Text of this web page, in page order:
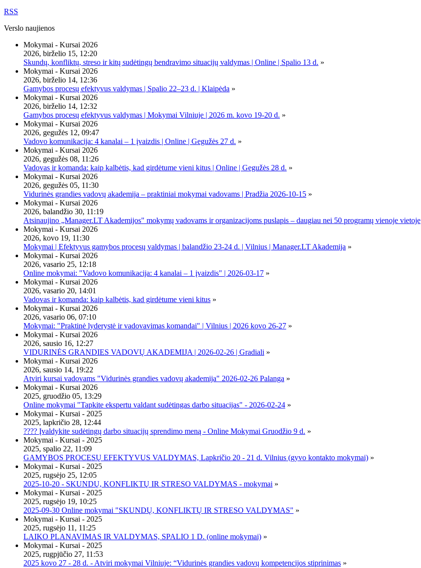
RSS
Verslo naujienos
Mokymai - Kursai 2026
2026, birželio 15, 12:20
Skundų, konfliktų, streso ir kitų sudėtingų bendravimo situacijų valdymas | Online | Spalio 13 d. »
Mokymai - Kursai 2026
2026, birželio 14, 12:36
Gamybos procesų efektyvus valdymas | Spalio 22–23 d. | Klaipėda »
Mokymai - Kursai 2026
2026, birželio 14, 12:32
Gamybos procesų efektyvus valdymas | Mokymai Vilniuje | 2026 m. kovo 19-20 d. »
Mokymai - Kursai 2026
2026, gegužės 12, 09:47
Vadovo komunikacija: 4 kanalai – 1 įvaizdis | Online | Gegužės 27 d. »
Mokymai - Kursai 2026
2026, gegužės 08, 11:26
Vadovas ir komanda: kaip kalbėtis, kad girdėtume vieni kitus | Online | Gegužės 28 d. »
Mokymai - Kursai 2026
2026, gegužės 05, 11:30
Vidurinės grandies vadovų akademija – praktiniai mokymai vadovams | Pradžia 2026-10-15 »
Mokymai - Kursai 2026
2026, balandžio 30, 11:19
Atsinaujino „Manager.LT Akademijos" mokymų vadovams ir organizacijoms puslapis – daugiau nei 50 programų vienoje vietoje
Mokymai - Kursai 2026
2026, kovo 19, 11:30
Mokymai | Efektyvus gamybos procesų valdymas | balandžio 23-24 d. | Vilnius | Manager.LT Akademija »
Mokymai - Kursai 2026
2026, vasario 25, 12:18
Online mokymai: "Vadovo komunikacija: 4 kanalai – 1 įvaizdis" | 2026-03-17 »
Mokymai - Kursai 2026
2026, vasario 20, 14:01
Vadovas ir komanda: kaip kalbėtis, kad girdėtume vieni kitus »
Mokymai - Kursai 2026
2026, vasario 06, 07:10
Mokymai: "Praktinė lyderystė ir vadovavimas komandai" | Vilnius | 2026 kovo 26-27 »
Mokymai - Kursai 2026
2026, sausio 16, 12:27
VIDURINĖS GRANDIES VADOVŲ AKADEMIJA | 2026-02-26 | Gradiali »
Mokymai - Kursai 2026
2026, sausio 14, 19:22
Atviri kursai vadovams "Vidurinės grandies vadovų akademija" 2026-02-26 Palanga »
Mokymai - Kursai 2026
2025, gruodžio 05, 13:29
Online mokymai "Tapkite ekspertu valdant sudėtingas darbo situacijas" - 2026-02-24 »
Mokymai - Kursai - 2025
2025, lapkričio 28, 12:44
???? Įvaldykite sudėtingų darbo situacijų sprendimo meną - Online Mokymai Gruodžio 9 d. »
Mokymai - Kursai - 2025
2025, spalio 22, 11:09
GAMYBOS PROCESŲ EFEKTYVUS VALDYMAS, Lapkričio 20 - 21 d. Vilnius (gyvo kontakto mokymai) »
Mokymai - Kursai - 2025
2025, rugsėjo 25, 12:05
2025-10-20 - SKUNDŲ, KONFLIKTŲ IR STRESO VALDYMAS - mokymai »
Mokymai - Kursai - 2025
2025, rugsėjo 19, 10:25
2025-09-30 Online mokymai "SKUNDŲ, KONFLIKTŲ IR STRESO VALDYMAS" »
Mokymai - Kursai - 2025
2025, rugsėjo 11, 11:25
LAIKO PLANAVIMAS IR VALDYMAS, SPALIO 1 D. (online mokymai) »
Mokymai - Kursai - 2025
2025, rugpjūčio 27, 11:53
2025 kovo 27 - 28 d. - Atviri mokymai Vilniuje: “Vidurinės grandies vadovų kompetencijos stiprinimas »